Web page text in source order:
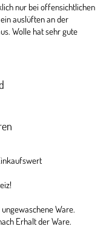
nur bei offensichtlichen
auslüften an der
Wolle hat sehr gute
Ware.
Erhalt der Ware.